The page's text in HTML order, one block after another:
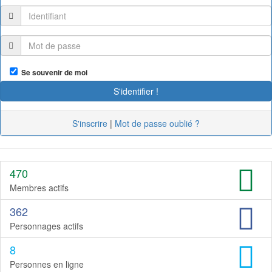
Se souvenir de moi
S'inscrire | Mot de passe oublié ?
470
Membres actifs
362
Personnages actifs
8
Personnes en ligne